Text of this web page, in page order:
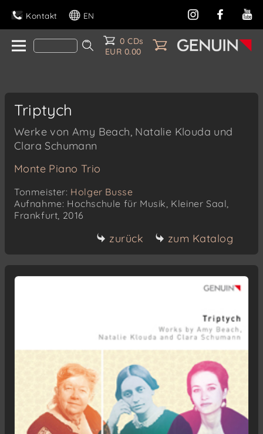
Kontakt EN
0 CDs
EUR 0.00
Triptych
Werke von Amy Beach, Natalie Klouda und
Clara Schumann
Monte Piano Trio
Tonmeister: Holger Busse
Aufnahme: Hochschule für Musik, Kleiner Saal,
Frankfurt, 2016
zurück zum Katalog